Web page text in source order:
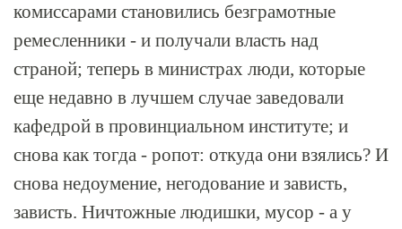
комиссарами становились безграмотные
ремесленники - и получали власть над
страной; теперь в министрах люди, которые
еще недавно в лучшем случае заведовали
кафедрой в провинциальном институте; и
снова как тогда - ропот: откуда они взялись? И
снова недоумение, негодование и зависть,
зависть. Ничтожные людишки, мусор - а у